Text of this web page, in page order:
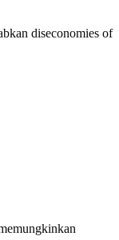
diseconomies of